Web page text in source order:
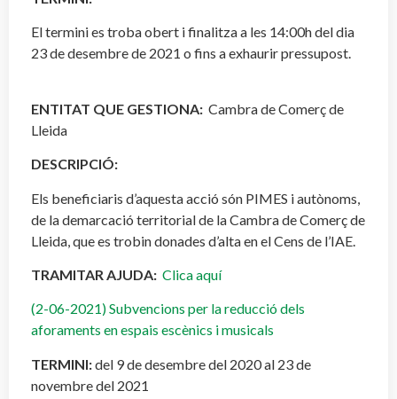
El termini es troba obert i finalitza a les 14:00h del dia
23 de desembre de 2021 o fins a exhaurir pressupost.
ENTITAT QUE GESTIONA: Cambra de Comerç de
Lleida
DESCRIPCIÓ:
Els beneficiaris d’aquesta acció són PIMES i autònoms,
de la demarcació territorial de la Cambra de Comerç de
Lleida, que es trobin donades d’alta en el Cens de l’IAE.
TRAMITAR AJUDA: Clica aquí
(2-06-2021) Subvencions per la reducció dels
aforaments en espais escènics i musicals
TERMINI:del 9 de desembre del 2020 al 23 de
novembre del 2021